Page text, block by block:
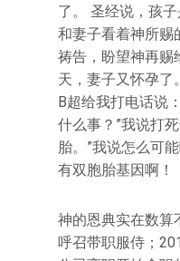
了。 圣经说，孩
和妻子看着神所赐
祷告，盼望神再赐
天，妻子又怀孕了
B超给我打电话说
什么事？”我说打
胎。”我说怎么可
有双胞胎基因啊！
神的恩典实在数算
呼召带职服侍；